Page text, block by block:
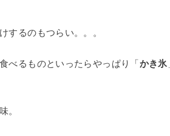
するのもつらい。。。
べるものといったらやっぱり「かき氷
。